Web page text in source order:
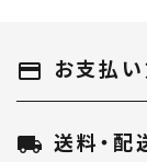
payment お支払
local_shipping 送料・配